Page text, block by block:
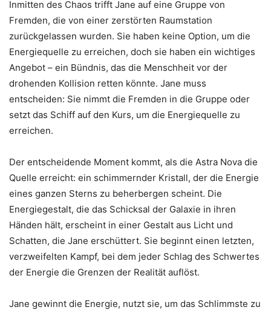
Inmitten des Chaos trifft Jane auf eine Gruppe von
Fremden, die von einer zerstörten Raumstation
zurückgelassen wurden. Sie haben keine Option, um die
Energiequelle zu erreichen, doch sie haben ein wichtiges
Angebot – ein Bündnis, das die Menschheit vor der
drohenden Kollision retten könnte. Jane muss
entscheiden: Sie nimmt die Fremden in die Gruppe oder
setzt das Schiff auf den Kurs, um die Energiequelle zu
erreichen.
Der entscheidende Moment kommt, als die Astra Nova die
Quelle erreicht: ein schimmernder Kristall, der die Energie
eines ganzen Sterns zu beherbergen scheint. Die
Energiegestalt, die das Schicksal der Galaxie in ihren
Händen hält, erscheint in einer Gestalt aus Licht und
Schatten, die Jane erschüttert. Sie beginnt einen letzten,
verzweifelten Kampf, bei dem jeder Schlag des Schwertes
der Energie die Grenzen der Realität auflöst.
Jane gewinnt die Energie, nutzt sie, um das Schlimmste zu